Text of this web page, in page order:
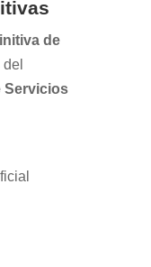
de
del
Servicios